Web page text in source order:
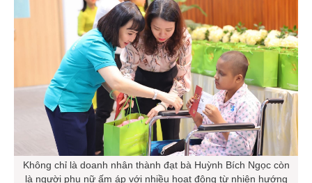
Không chỉ là doanh nhân thành đạt bà Huỳnh Bích Ngọc còn
là người phụ nữ ấm áp với nhiều hoạt động từ nhiện hướng